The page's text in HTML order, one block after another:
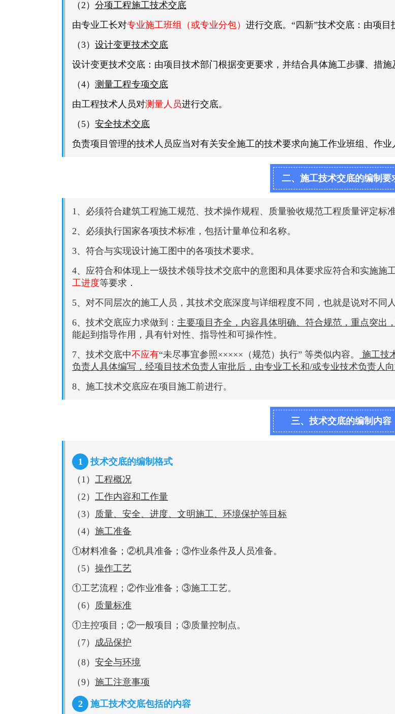
（2） 分项工程施工技术交底
由专业工长对专业施工班组（或专业分包） 进行交底。“四新”技术交底：由项目
（3） 设计变更技术交底
设计变更技术交底：由项目技术部门根据变更要求，并结合具体施工步骤、措
（4） 测量工程专项交底
由工程技术人员对测量人员进行交底。
（5） 安全技术交底
负责项目管理的技术人员应当对有关安全施工的技术要求向施工作业班组、作业
二、施工技术交底的编制要
1、必须符合建筑工程施工规范、技术操作规程、质量验收规范工程质量评定标
2、必须执行国家各项技术标准，包括计量单位和名称。
3、符合与实现设计施工图中的各项技术要求。
4、应符合和体现上一级技术领导技术交底中的意图和具体要求应符合和实施施
工进度等要求．
5、对不同层次的施工人员，其技术交底深度与详细程度不同，也就是说对不同
6、技术交底应力求做到： 主要项目齐全，内容具体明确、符合规范，重点突出
能起到指导作用，具有针对性、指导性和可操作性。
7、技术交底中不应有“未尽事宜参照×××××（规范）执行” 等类似内容。
施工技
负责人具体编写，经项目技术负责人审批后，由专业工长和/或专业技术负责人
8、施工技术交底应在项目施工前进行。
三、技术交底的编制内容
1
技术交底的编制格式
（1） 工程概况
（2） 工作内容和工作量
（3） 质量、安全、进度、文明施工、环境保护等目标
（4） 施工准备
①材料准备；②机具准备；③作业条件及人员准备。
（5） 操作工艺
①工艺流程；②作业准备；③施工工艺。
（6） 质量标准
①主控项目；②一般项目；③质量控制点。
（7） 成品保护
（8） 安全与环境
（9） 施工注意事项
2
施工技术交底包括的内容